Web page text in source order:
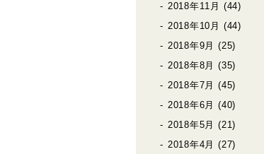
2018年11月 (44)
2018年10月 (44)
2018年9月 (25)
2018年8月 (35)
2018年7月 (45)
2018年6月 (40)
2018年5月 (21)
2018年4月 (27)